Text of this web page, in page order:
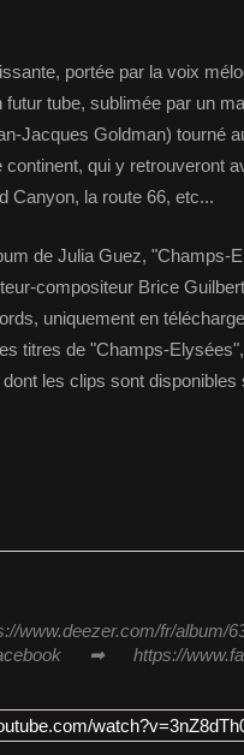
portée par la voix
tube, sublimée par un
Jacques Goldman) tourné
qui y retrouveront
Canyon, la route 66, etc...
de Julia Guez, "Champs-
compositeur Brice
uniquement en
titres de "Champs-
les clips sont
fr/
➡ https://